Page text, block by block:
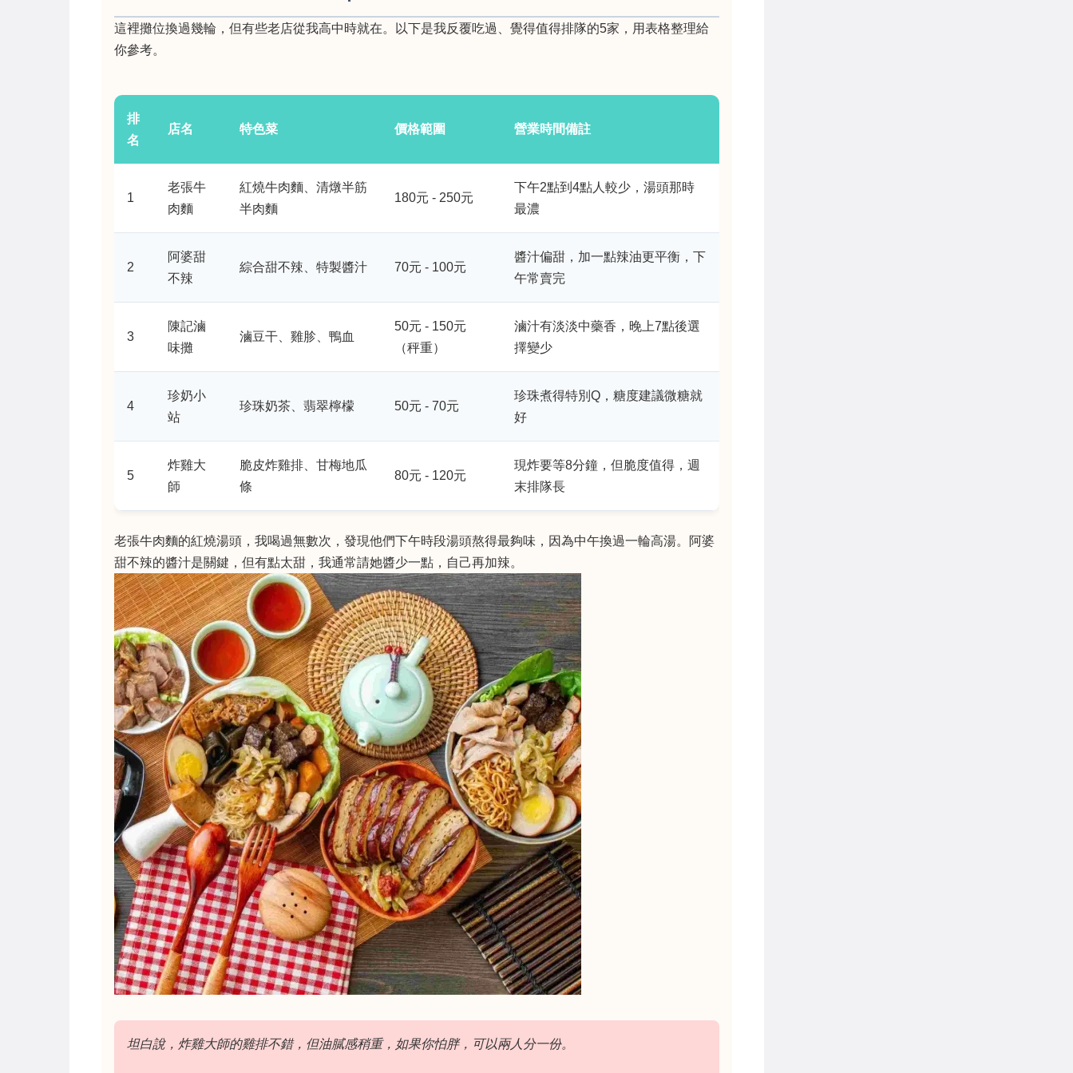
這裡攤位換過幾輪，但有些老店從我高中時就在。以下是我反覆吃過、覺得值得排隊的5家，用表格整理給
你參考。
排
名
店名 特色菜 價格範圍 營業時間備註
1
老張牛
肉麵
紅燒牛肉麵、清燉半筋
半肉麵
180元 - 250元
下午2點到4點人較少，湯頭那時
最濃
2
阿婆甜
不辣
綜合甜不辣、特製醬汁 70元 - 100元
醬汁偏甜，加一點辣油更平衡，下
午常賣完
3
陳記滷
味攤
滷豆干、雞胗、鴨血
50元 - 150元
（秤重）
滷汁有淡淡中藥香，晚上7點後選
擇變少
4
珍奶小
站
珍珠奶茶、翡翠檸檬 50元 - 70元
珍珠煮得特別Q，糖度建議微糖就
好
5
炸雞大
師
脆皮炸雞排、甘梅地瓜
條
80元 - 120元
現炸要等8分鐘，但脆度值得，週
末排隊長
老張牛肉麵的紅燒湯頭，我喝過無數次，發現他們下午時段湯頭熬得最夠味，因為中午換過一輪高湯。阿婆
甜不辣的醬汁是關鍵，但有點太甜，我通常請她醬少一點，自己再加辣。
坦白說，炸雞大師的雞排不錯，但油膩感稍重，如果你怕胖，可以兩人分一份。